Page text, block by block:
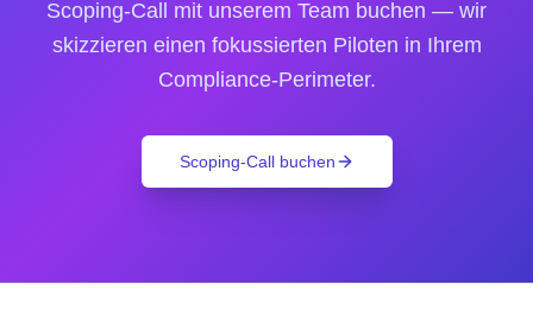
Scoping-Call mit unserem Team buchen — wir
skizzieren einen fokussierten Piloten in Ihrem
Compliance-Perimeter.
Scoping-Call buchen